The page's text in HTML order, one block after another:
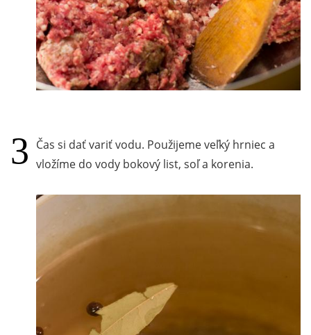
Čas si dať variť vodu. Použijeme veľký hrniec a
vložíme do vody bokový list, soľ a korenia.